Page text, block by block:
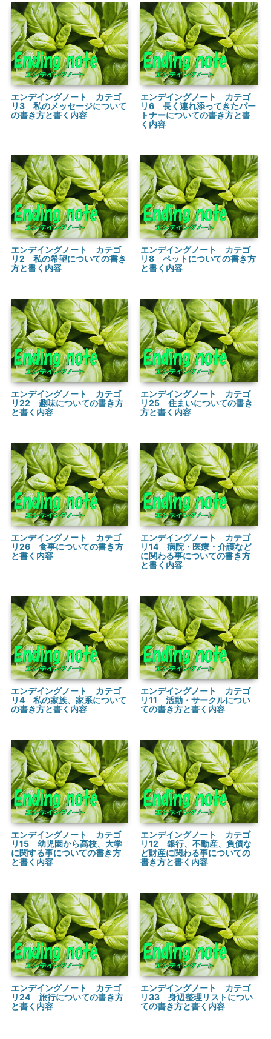
エンデイングノート カテゴ
リ3 私のメッセージについて
の書き方と書く内容
エンデイングノート カテゴ
リ6 長く連れ添ってきたパー
トナーについての書き方と書
く内容
エンデイングノート カテゴ
リ2 私の希望についての書き
方と書く内容
エンデイングノート カテゴ
リ8 ペットについての書き方
と書く内容
エンデイングノート カテゴ
リ22 趣味についての書き方
と書く内容
エンデイングノート カテゴ
リ25 住まいについての書き
方と書く内容
エンデイングノート カテゴ
リ26 食事についての書き方
と書く内容
エンデイングノート カテゴ
リ14 病院・医療・介護など
に関わる事についての書き方
と書く内容
エンデイングノート カテゴ
リ4 私の家族、家系について
の書き方と書く内容
エンデイングノート カテゴ
リ11 活動・サークルについ
ての書き方と書く内容
エンデイングノート カテゴ
リ15 幼児園から高校、大学
に関する事についての書き方
と書く内容
エンデイングノート カテゴ
リ12 銀行、不動産、負債な
ど財産に関わる事についての
書き方と書く内容
エンデイングノート カテゴ
リ24 旅行についての書き方
と書く内容
エンデイングノート カテゴ
リ33 身辺整理リストについ
ての書き方と書く内容